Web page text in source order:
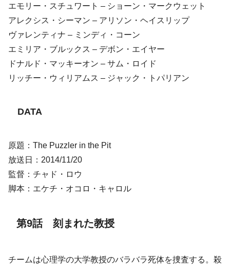
エモリー・スチュワート – ショーン・マークウェット
アレクシス・シーマン – アリソン・ヘイスリップ
ヴァレンティナ – ミンディ・コーン
エミリア・ブルックス – デボン・エイヤー
ドナルド・マッキーオン – サム・ロイド
リッチー・ウィリアムス – ジャック・トパリアン
DATA
原題：The Puzzler in the Pit
放送日：2014/11/20
監督：チャド・ロウ
脚本：エケチ・オコロ・キャロル
第9話 刻まれた教授
チームは心理学の大学教授のバラバラ死体を捜査する。殺